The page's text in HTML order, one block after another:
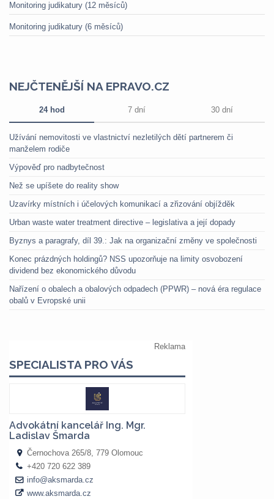
Monitoring judikatury (12 měsíců)
Monitoring judikatury (6 měsíců)
NEJČTENĚJŠÍ NA EPRAVO.CZ
24 hod 7 dní 30 dní
Užívání nemovitosti ve vlastnictví nezletilých dětí partnerem či
manželem rodiče
Výpověď pro nadbytečnost
Než se upíšete do reality show
Uzavírky místních i účelových komunikací a zřizování objížděk
Urban waste water treatment directive – legislativa a její dopady
Byznys a paragrafy, díl 39.: Jak na organizační změny ve společnosti
Konec prázdných holdingů? NSS upozorňuje na limity osvobození
dividend bez ekonomického důvodu
Nařízení o obalech a obalových odpadech (PPWR) – nová éra regulace
obalů v Evropské unii